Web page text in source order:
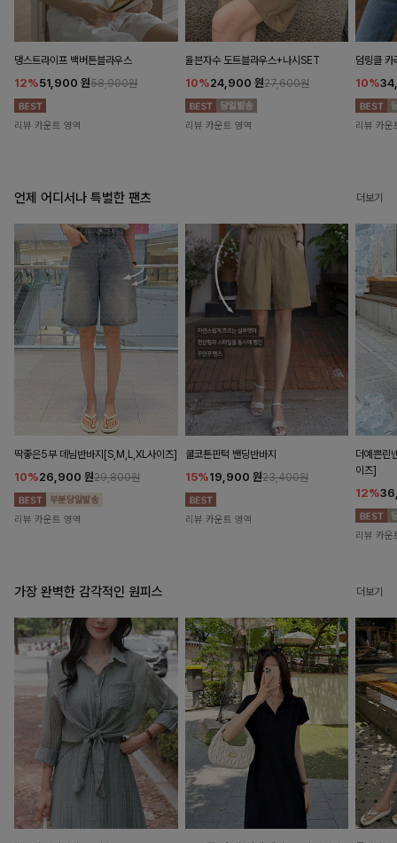
댕스트라이프 백버튼블라우스
12%51,900 원58,900원
리뷰 카운트 영역
율븐자수 도트블라우스+나시SET
10%24,900 원27,600원
리뷰 카운트 영역
덤링클 카
10%
리뷰 카운
언제 어디서나 특별한 팬츠 더보기
딱좋은5부 데님반바지[S,M,L,XL사이즈]
10%26,900 원29,800원
리뷰 카운트 영역
쿨코튼핀턱 밴딩반바지
15%19,900 원23,400원
리뷰 카운트 영역
더예쁜린
이즈]
12%
리뷰 카운
가장 완벽한 감각적인 원피스 더보기